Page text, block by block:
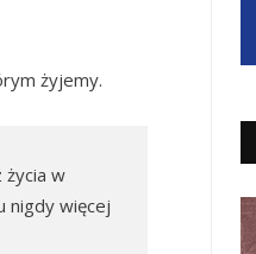
żyjemy.
życia w
nigdy więcej